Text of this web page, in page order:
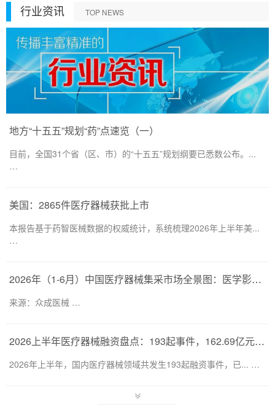
行业资讯 TOP NEWS
地方“十五五”规划“药”点速览（一）
目前，全国31个省（区、市）的“十五五”规划纲要已悉数公布。...
…
美国：2865件医疗器械获批上市
本报告基于药智医械数据的权威统计，系统梳理2026年上半年美...
…
2026年（1-6月）中国医疗器械集采市场全景图：医学影像仍为集采主要目标，部分产品线增速显著
来源：众成医械 …
2026上半年医疗器械融资盘点：193起事件，162.69亿元流向何处？
2026年上半年，国内医疗器械领域共发生193起融资事件，已... …